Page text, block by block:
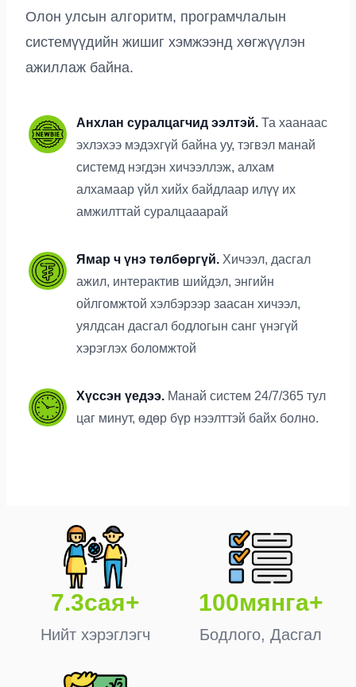
Олон улсын алгоритм, програмчлалын
системүүдийн жишиг хэмжээнд хөгжүүлэн
ажиллаж байна.
Анхлан суралцагчид ээлтэй. Та хаанаас
эхлэхээ мэдэхгүй байна уу, тэгвэл манай
системд нэгдэн хичээллэж, алхам
алхамаар үйл хийх байдлаар илүү их
амжилттай суралцааарай
Ямар ч үнэ төлбөргүй. Хичээл, дасгал
ажил, интерактив шийдэл, энгийн
ойлгомжтой хэлбэрээр заасан хичээл,
уялдсан дасгал бодлогын санг үнэгүй
хэрэглэх боломжтой
Хүссэн үедээ. Манай систем 24/7/365 тул
цаг минут, өдөр бүр нээлттэй байх болно.
7.3сая+
Нийт хэрэглэгч
100мянга+
Бодлого, Дасгал